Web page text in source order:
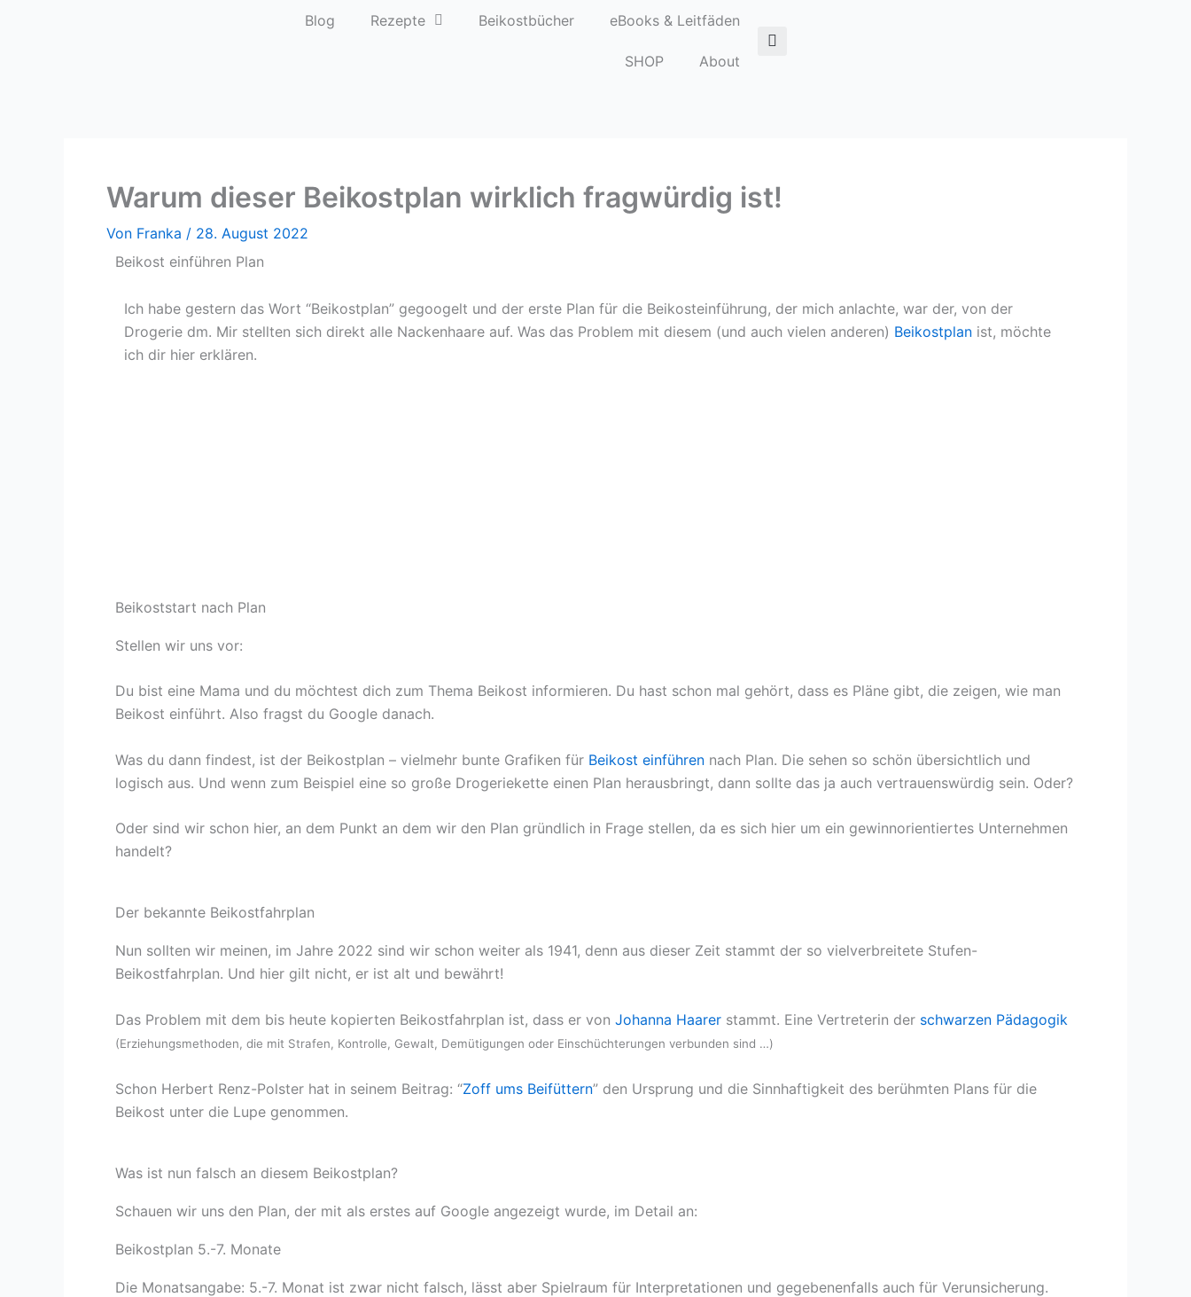
Blog Rezepte Beikostbücher eBooks & Leitfäden
SHOP About
Warum dieser Beikostplan wirklich fragwürdig ist!
Von Franka / 28. August 2022
Beikost einführen Plan
Ich habe gestern das Wort “Beikostplan” gegoogelt und der erste Plan für die Beikosteinführung, der mich anlachte, war der, von der
Drogerie dm. Mir stellten sich direkt alle Nackenhaare auf. Was das Problem mit diesem (und auch vielen anderen) Beikostplan ist, möchte
ich dir hier erklären.
Beikoststart nach Plan
Stellen wir uns vor:
Du bist eine Mama und du möchtest dich zum Thema Beikost informieren. Du hast schon mal gehört, dass es Pläne gibt, die zeigen, wie man
Beikost einführt. Also fragst du Google danach.
Was du dann findest, ist der Beikostplan – vielmehr bunte Grafiken für Beikost einführen nach Plan. Die sehen so schön übersichtlich und
logisch aus. Und wenn zum Beispiel eine so große Drogeriekette einen Plan herausbringt, dann sollte das ja auch vertrauenswürdig sein. Oder?
Oder sind wir schon hier, an dem Punkt an dem wir den Plan gründlich in Frage stellen, da es sich hier um ein gewinnorientiertes Unternehmen
handelt?
Der bekannte Beikostfahrplan
Nun sollten wir meinen, im Jahre 2022 sind wir schon weiter als 1941, denn aus dieser Zeit stammt der so vielverbreitete Stufen-
Beikostfahrplan. Und hier gilt nicht, er ist alt und bewährt!
Das Problem mit dem bis heute kopierten Beikostfahrplan ist, dass er von Johanna Haarer stammt. Eine Vertreterin der schwarzen Pädagogik
(Erziehungsmethoden, die mit Strafen, Kontrolle, Gewalt, Demütigungen oder Einschüchterungen verbunden sind …)
Schon Herbert Renz-Polster hat in seinem Beitrag: “Zoff ums Beifüttern” den Ursprung und die Sinnhaftigkeit des berühmten Plans für die
Beikost unter die Lupe genommen.
Was ist nun falsch an diesem Beikostplan?
Schauen wir uns den Plan, der mit als erstes auf Google angezeigt wurde, im Detail an:
Beikostplan 5.-7. Monate
Die Monatsangabe: 5.-7. Monat ist zwar nicht falsch, lässt aber Spielraum für Interpretationen und gegebenenfalls auch für Verunsicherung.